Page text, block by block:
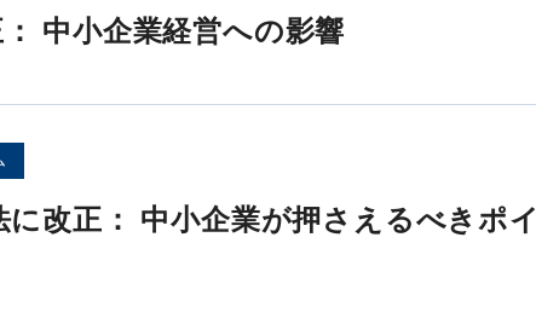
中小企業経営への影響
に改正： 中小企業が押さえるべきポイ